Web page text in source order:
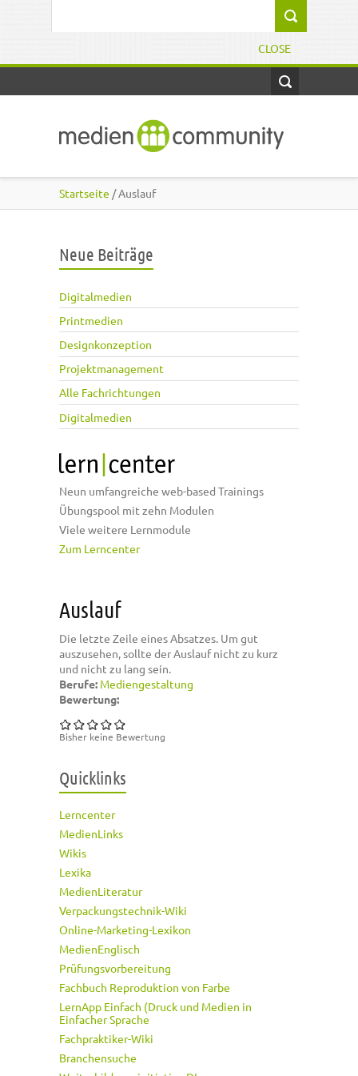
CLOSE
Startseite / Auslauf
Neue Beiträge
Digitalmedien
Printmedien
Designkonzeption
Projektmanagement
Alle Fachrichtungen
Digitalmedien
Neun umfangreiche web-based Trainings
Übungspool mit zehn Modulen
Viele weitere Lernmodule
Zum Lerncenter
Auslauf
Die letzte Zeile eines Absatzes. Um gut
auszusehen, sollte der Auslauf nicht zu kurz
und nicht zu lang sein.
Berufe: Mediengestaltung
Bewertung:
Bisher keine Bewertung
Quicklinks
Lerncenter
MedienLinks
Wikis
Lexika
MedienLiteratur
Verpackungstechnik-Wiki
Online-Marketing-Lexikon
MedienEnglisch
Prüfungsvorbereitung
Fachbuch Reproduktion von Farbe
LernApp Einfach (Druck und Medien in
Einfacher Sprache
Fachpraktiker-Wiki
Branchensuche